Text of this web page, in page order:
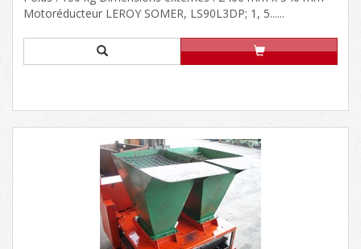
Motoréducteur LEROY SOMER, LS90L3DP; 1, 5......